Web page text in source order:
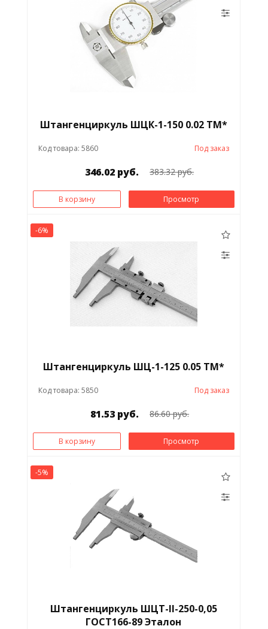
Штангенциркуль ШЦК-1-150 0.02 ТМ*
Код товара: 5860 Под заказ
346.02 руб. 383.32 руб.
В корзину Просмотр
-6%
Штангенциркуль ШЦ-1-125 0.05 ТМ*
Код товара: 5850 Под заказ
81.53 руб. 86.60 руб.
В корзину Просмотр
-5%
Штангенциркуль ШЦТ-II-250-0,05
ГОСТ166-89 Эталон